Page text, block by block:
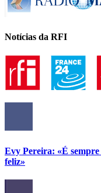
Notícias da RFI
Evy Pereira: «É
feliz»